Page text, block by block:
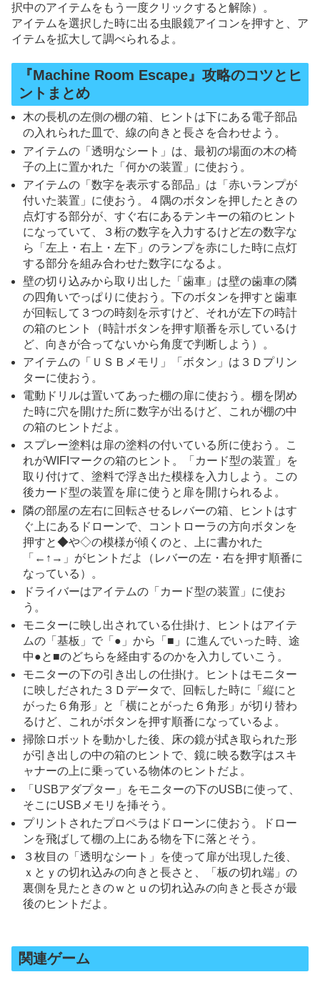
択中のアイテムをもう一度クリックすると解除）。
アイテムを選択した時に出る虫眼鏡アイコンを押すと、ア
イテムを拡大して調べられるよ。
『Machine Room Escape』攻略のコツとヒ
ントまとめ
木の長机の左側の棚の箱、ヒントは下にある電子部品
の入れられた皿で、線の向きと長さを合わせよう。
アイテムの「透明なシート」は、最初の場面の木の椅
子の上に置かれた「何かの装置」に使おう。
アイテムの「数字を表示する部品」は「赤いランプが
付いた装置」に使おう。４隅のボタンを押したときの
点灯する部分が、すぐ右にあるテンキーの箱のヒント
になっていて、３桁の数字を入力するけど左の数字な
ら「左上・右上・左下」のランプを赤にした時に点灯
する部分を組み合わせた数字になるよ。
壁の切り込みから取り出した「歯車」は壁の歯車の隣
の四角いでっぱりに使おう。下のボタンを押すと歯車
が回転して３つの時刻を示すけど、それが左下の時計
の箱のヒント（時計ボタンを押す順番を示しているけ
ど、向きが合ってないから角度で判断しよう）。
アイテムの「ＵＳＢメモリ」「ボタン」は３Ｄプリン
ターに使おう。
電動ドリルは置いてあった棚の扉に使おう。棚を閉め
た時に穴を開けた所に数字が出るけど、これが棚の中
の箱のヒントだよ。
スプレー塗料は扉の塗料の付いている所に使おう。こ
れがWIFIマークの箱のヒント。「カード型の装置」を
取り付けて、塗料で浮き出た模様を入力しよう。この
後カード型の装置を扉に使うと扉を開けられるよ。
隣の部屋の左右に回転させるレバーの箱、ヒントはす
ぐ上にあるドローンで、コントローラの方向ボタンを
押すと◆や◇の模様が傾くのと、上に書かれた
「←↑→」がヒントだよ（レバーの左・右を押す順番に
なっている）。
ドライバーはアイテムの「カード型の装置」に使お
う。
モニターに映し出されている仕掛け、ヒントはアイテ
ムの「基板」で「●」から「■」に進んでいった時、途
中●と■のどちらを経由するのかを入力していこう。
モニターの下の引き出しの仕掛け。ヒントはモニター
に映しだされた３Ｄデータで、回転した時に「縦にと
がった６角形」と「横にとがった６角形」が切り替わ
るけど、これがボタンを押す順番になっているよ。
掃除ロボットを動かした後、床の鏡が拭き取られた形
が引き出しの中の箱のヒントで、鏡に映る数字はスキ
ャナーの上に乗っている物体のヒントだよ。
「USBアダプター」をモニターの下のUSBに使って、
そこにUSBメモリを挿そう。
プリントされたプロペラはドローンに使おう。ドロー
ンを飛ばして棚の上にある物を下に落とそう。
３枚目の「透明なシート」を使って扉が出現した後、
ｘとｙの切れ込みの向きと長さと、「板の切れ端」の
裏側を見たときのｗとｕの切れ込みの向きと長さが最
後のヒントだよ。
関連ゲーム